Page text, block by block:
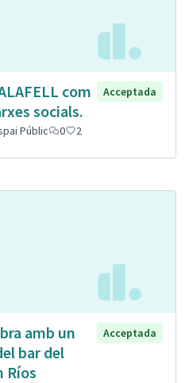
com
socials.
Acceptada
Públic 0 2
amb un
bar del
Ríos
Acceptada